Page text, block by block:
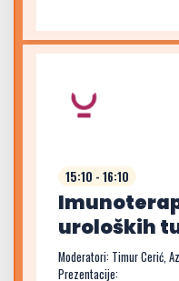
15:10 - 16:10
uroloških
Moderatori: Timur Cerić,
Prezentacije: